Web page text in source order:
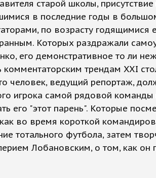
старой школы,
в последние годы в
по возрасту годящимися
Которых раздражали
его демонстративное то ли
комментаторским трендам XXI
человек, ведущий репортаж,
игрока самой рядовой команды
его "этот парень". Которые
во время короткой
тотального футбола, затем
Лобановским, о том, как он